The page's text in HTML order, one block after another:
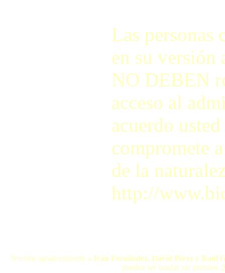
Las personas
en su versión
NO DEBEN
acceso al
acuerdo
compromete
de la
http://
Nuestro agradecimiento a Iván Fernández, David Pérez y Raúl
pueden ser usadas sin permiso.